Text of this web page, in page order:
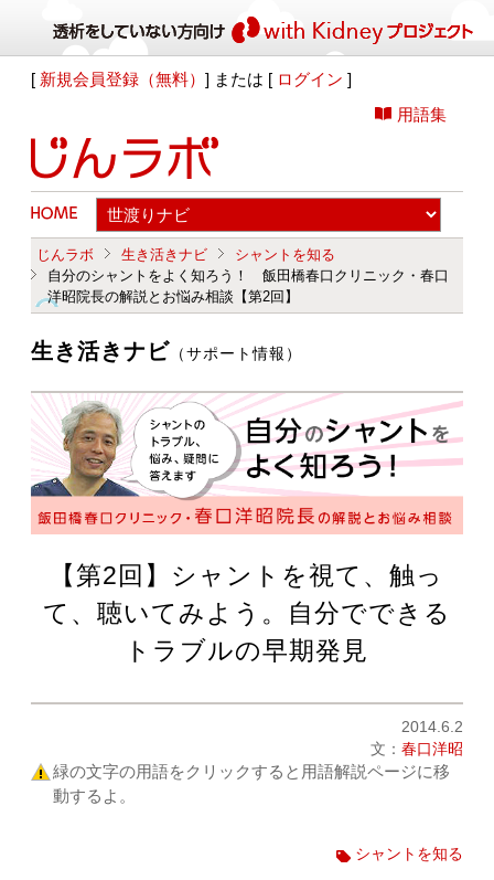
[ 新規会員登録（無料）] または [ ログイン ]
用語集
じんラボ 生き活きナビ
シャントを知る
自分のシャントをよく知ろう！ 飯田橋春口クリニック・春口
洋昭院長の解説とお悩み相談【第2回】
生き活きナビ （サポート情報）
【第2回】シャントを視て、触っ
て、聴いてみよう。自分でできる
トラブルの早期発見
2014.6.2
文： 春口洋昭
緑の文字の用語をクリックすると用語解説ページに移
動するよ。
シャントを知る